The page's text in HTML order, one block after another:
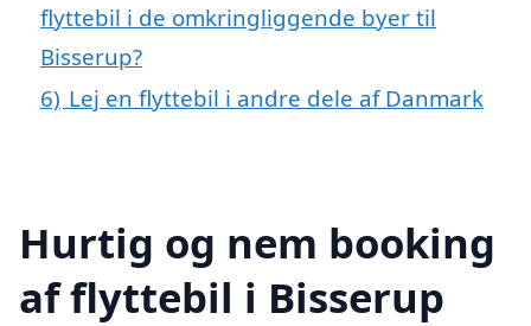
flyttebil i de omkringliggende byer til
Bisserup?
6) Lej en flyttebil i andre dele af Danmark
Hurtig og nem booking
af flyttebil i Bisserup